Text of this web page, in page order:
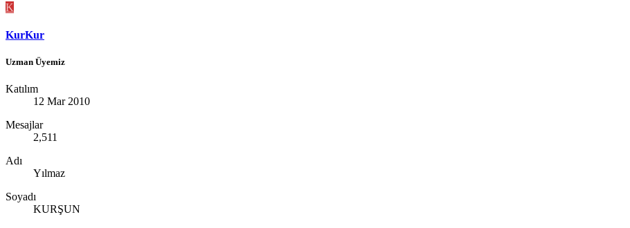
K
KurKur
Uzman Üyemiz
Katılım
12 Mar 2010
Mesajlar
2,511
Adı
Yılmaz
Soyadı
KURŞUN